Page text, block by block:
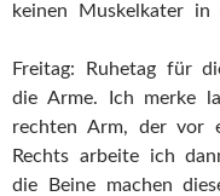
keinen Muskelkater in
Freitag: Ruhetag für
die Arme. Ich merke
rechten Arm, der vor
Rechts arbeite ich
die Beine machen